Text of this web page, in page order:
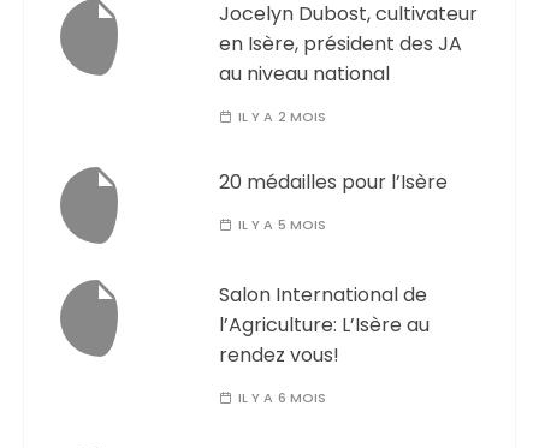
Jocelyn Dubost, cultivateur
en Isère, président des JA
au niveau national
IL Y A 2 MOIS
20 médailles pour l’Isère
IL Y A 5 MOIS
Salon International de
l’Agriculture: L’Isère au
rendez vous!
IL Y A 6 MOIS